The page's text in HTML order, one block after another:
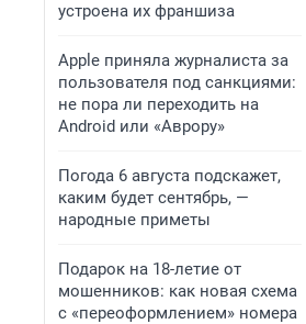
устроена их франшиза
Apple приняла журналиста за
пользователя под санкциями:
не пора ли переходить на
Android или «Аврору»
Погода 6 августа подскажет,
каким будет сентябрь, —
народные приметы
Подарок на 18-летие от
мошенников: как новая схема
с «переоформлением» номера